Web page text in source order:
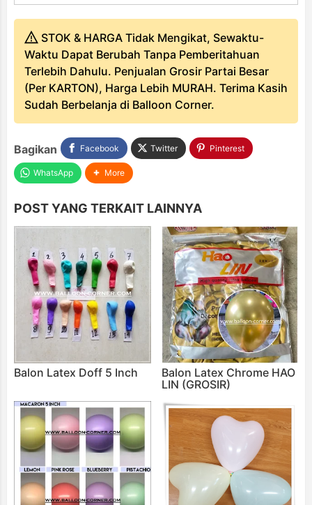
STOK & HARGA Tidak Mengikat, Sewaktu-
Waktu Dapat Berubah Tanpa Pemberitahuan
Terlebih Dahulu. Penjualan Grosir Partai Besar
(Per KARTON), Harga Lebih MURAH. Terima Kasih
Sudah Berbelanja di Balloon Corner.
Bagikan Facebook Twitter Pinterest
WhatsApp More
POST YANG TERKAIT LAINNYA
Balon Latex Doff 5 Inch
Balon Latex Chrome HAO
LIN (GROSIR)